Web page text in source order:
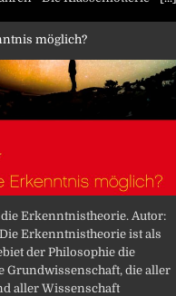
möglich?
Erkenntnistheorie. Autor:
Erkenntnistheorie ist als
der Philosophie die
Grundwissenschaft, die aller
aller Wissenschaft